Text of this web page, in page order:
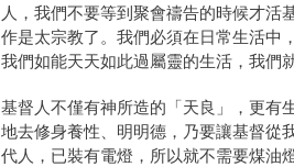
人，我們不要等到聚會禱告的時候才活
作是太宗教了。我們必須在日常生活中
我們如能天天如此過屬靈的生活，我們
基督人不僅有神所造的「天良」，更有
地去修身養性、明明德，乃要讓基督從
代人，已裝有電燈，所以就不需要煤油